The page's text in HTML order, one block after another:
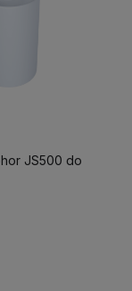
JS500 do